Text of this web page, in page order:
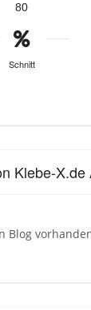
80
Schnitt
Klebe-
Blog